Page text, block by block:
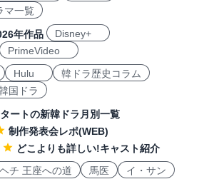
マ一覧
年作品
Disney+
PrimeVideo
Hulu
韓ドラ歴史コラム
国ドラ
ートの新韓ドラ月別一覧
制作発表会レポ(WEB)
どこよりも詳しい!キャスト紹介
ヘチ 王座への道 馬医
イ・サン